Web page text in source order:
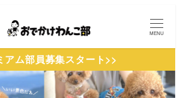
MENU
アム部員募集スタート>>